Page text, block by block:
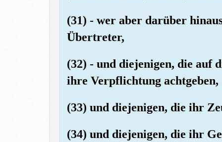
(31) - wer aber darüber
Übertreter,
(32) - und diejenigen, die auf
ihre Verpflichtung achtgeben,
(33) und diejenigen, die ihr
(34) und diejenigen, die ihr